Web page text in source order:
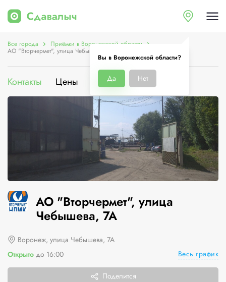
Вы в Воронежской области?
Да Нет
Все города Приёмки в Воронежской области
АО "Вторчермет", улица Чебышева, 7А
Контакты Цены Услуги О компании
АО "Вторчермет", улица
Чебышева, 7А
Воронеж, улица Чебышева, 7А
Открыто до 16:00 Весь график
Поделится